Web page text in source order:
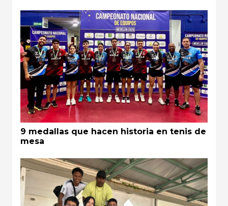
9 medallas que hacen historia en tenis de
mesa